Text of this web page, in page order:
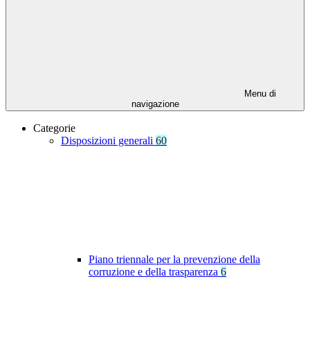
Menu di
navigazione
Categorie
Disposizioni generali 60
Piano triennale per la prevenzione della
corruzione e della trasparenza 6